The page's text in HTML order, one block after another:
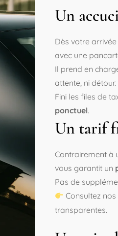
Un
Dès votre arrivée
avec une
Il prend en
attente, ni détour.
Fini les files de
ponctuel.
Un tarif
Contrairement à
vous garantit un
Pas de
Consultez nos
transparentes.